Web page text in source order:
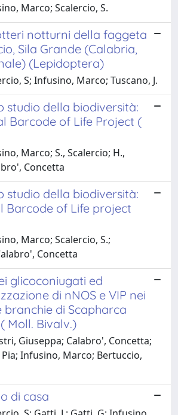
Marco; Scalercio, S.
notturni della faggeta
Sila Grande (Calabria,
(Lepidoptera)
S; Infusino, Marco; Tuscano, J.
studio della biodiversità:
Barcode of Life Project (
Marco; S., Scalercio; H.,
Concetta
studio della biodiversità:
Barcode of Life project
Marco; Scalercio, S.;
Concetta
glicoconiugati ed
di nNOS e VIP nei
branchie di Scapharca
Moll. Bivalv.)
Giuseppa; Calabro', Concetta;
Infusino, Marco; Bertuccio,
di casa